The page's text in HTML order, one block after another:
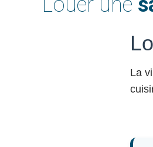
La